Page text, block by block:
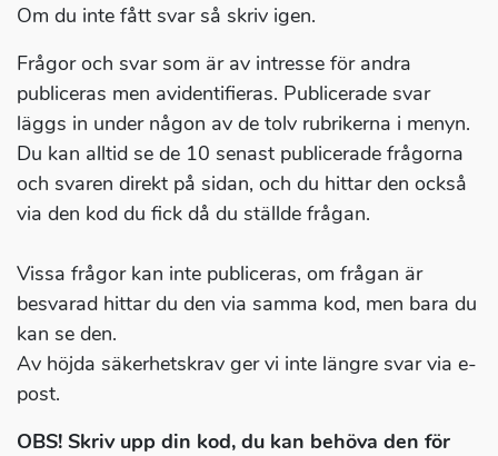
Om du inte fått svar så skriv igen.
Frågor och svar som är av intresse för andra
publiceras men avidentifieras. Publicerade svar
läggs in under någon av de tolv rubrikerna i menyn.
Du kan alltid se de 10 senast publicerade frågorna
och svaren direkt på sidan, och du hittar den också
via den kod du fick då du ställde frågan.
Vissa frågor kan inte publiceras, om frågan är
besvarad hittar du den via samma kod, men bara du
kan se den.
Av höjda säkerhetskrav ger vi inte längre svar via e-
post.
OBS! Skriv upp din kod, du kan behöva den för